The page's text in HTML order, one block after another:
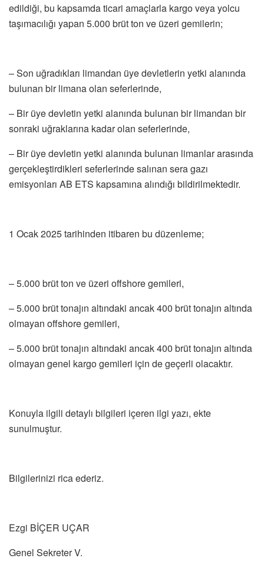
edildiği, bu kapsamda ticari amaçlarla kargo veya yolcu
taşımacılığı yapan 5.000 brüt ton ve üzeri gemilerin;
– Son uğradıkları limandan üye devletlerin yetki alanında
bulunan bir limana olan seferlerinde,
– Bir üye devletin yetki alanında bulunan bir limandan bir
sonraki uğraklarına kadar olan seferlerinde,
– Bir üye devletin yetki alanında bulunan limanlar arasında
gerçekleştirdikleri seferlerinde salınan sera gazı
emisyonları AB ETS kapsamına alındığı bildirilmektedir.
1 Ocak 2025 tarihinden itibaren bu düzenleme;
– 5.000 brüt ton ve üzeri offshore gemileri,
– 5.000 brüt tonajın altındaki ancak 400 brüt tonajın altında
olmayan offshore gemileri,
– 5.000 brüt tonajın altındaki ancak 400 brüt tonajın altında
olmayan genel kargo gemileri için de geçerli olacaktır.
Konuyla ilgili detaylı bilgileri içeren ilgi yazı, ekte
sunulmuştur.
Bilgilerinizi rica ederiz.
Ezgi BİÇER UÇAR
Genel Sekreter V.